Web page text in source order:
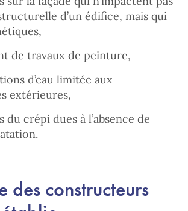
d’un édifice, mais qui
de travaux de peinture,
d’eau limitée aux
extérieures,
du crépi dues à l’absence de
des constructeurs